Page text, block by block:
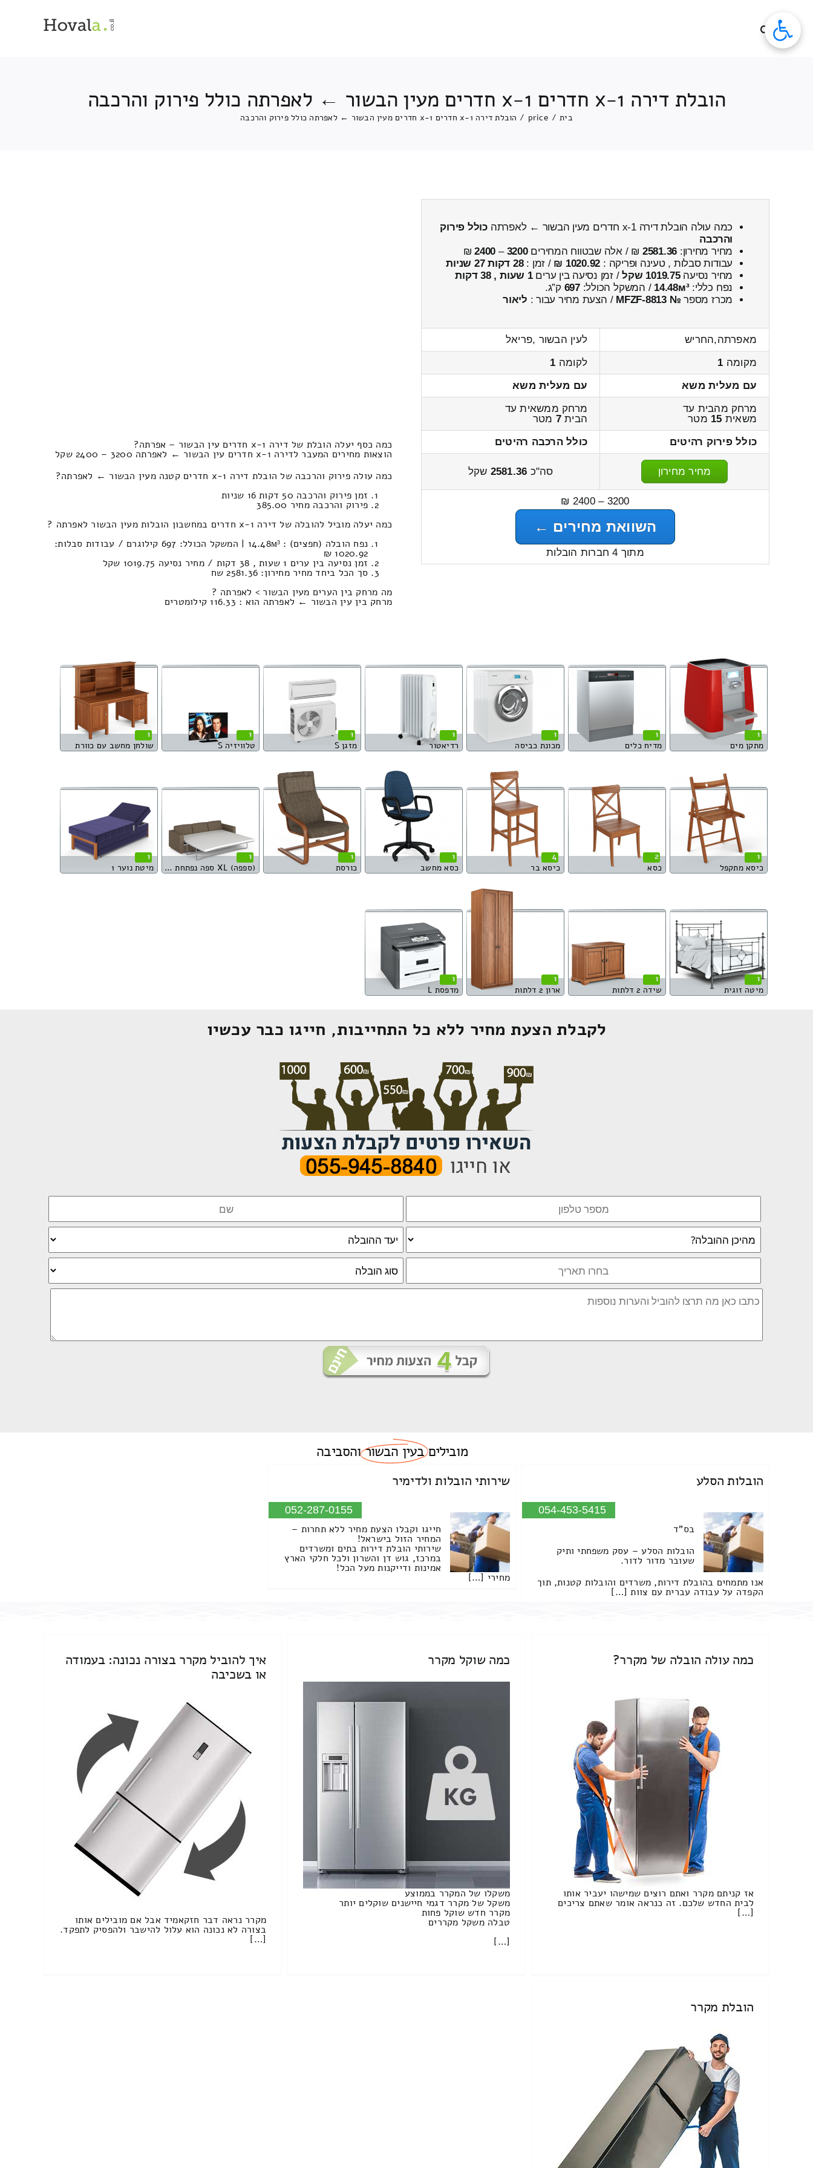
הובלת דירה 1-x חדרים 1-x חדרים מעין הבשור ← לאפרתה כולל פירוק והרכבה
בית /
price
/ הובלת דירה 1-x חדרים 1-x חדרים מעין הבשור ← לאפרתה כולל פירוק והרכבה
כמה עולה הובלת דירה 1-x חדרים מעין הבשור ← לאפרתה
כולל פירוק
והרכבה
מחיר מחירון: 2581.36 ₪ / אלה שבטווח המחירים3200
–
2400
₪
עבודות סבלות , טעינה ופריקה : 1020.92 ₪ / זמן :28 דקות 27 שניות
מחיר נסיעה1019.75 שקל / זמן נסיעה בין ערים1 שעות , 38 דקות
נפח כללי:14.48м³ / המשקל הכולל:697 ק”ג.
מכרז מספר № MFZF-8813 / הצעת מחיר עבור : ליאור
מאפרתה,החריש
לעין הבשור ,פריאל
מקומה 1 לקומה 1
עם מעלית משא
עם מעלית משא
מרחק מהבית עד
משאית 15 מטר
מרחק ממשאית עד
הבית7 מטר
כולל פירוק רהיטים
כולל הרכבה רהיטים
מחיר מחירון סה"כ 2581.36 שקל
3200 – 2400 ₪
השוואת מחירים ←
מתוך 4 חברות הובלות
כמה כסף יעלה הובלת של דירה 1-x חדרים עין הבשור – אפרתה?
הוצאות מחירים המעבר לדירה 1-x חדרים עין הבשור ← לאפרתה 3200 – 2400 שקל
כמה עולה פירוק והרכבה של הובלת דירה 1-x חדרים קטנה מעין הבשור ← לאפרתה?
זמן פירוק והרכבה 50 דקות 16 שניות
פירוק והרכבה מחיר 385.00
כמה יעלה מוביל להובלה של דירה 1-x חדרים במחשבון הובלות מעין הבשור לאפרתה ?
נפח הובלה (חפצים) : 14.48м³ | המשקל הכולל: 697 קילוגרם / עבודות סבלות:
1020.92 ₪
זמן נסיעה בין ערים 1 שעות , 38 דקות / מחיר נסיעה 1019.75 שקל
סך הכל ביחד מחיר מחירון: 2581.36 שח
מה מרחק בין הערים מעין הבשור > לאפרתה ?
מרחק בין עין הבשור ← לאפרתה הוא : 116.33 קילומטרים
1
מתקן מים
1
מדיח כלים
1
מכונת כביסה
1
רדיאטור
1
מזגן S
1
טלוויזיה S
1
שולחן מחשב עם כוורת
1
כיסא מתקפל
2
כסא
4
כיסא בר
1
כסא מחשב
1
כורסת
1
(ספפה) XL ספה נפתחת למיטה
1
מיטת נוער 1
1
מיטה זוגית
1
שידה 2 דלתות
1
ארון 2 דלתות
1
מדפסת L
לקבלת הצעת מחיר ללא כל התחייבות, חייגו כבר עכשיו
מוביליםבעין הבשורוהסביבה
הובלות הסלע
054-453-5415
בס"ד
הובלות הסלע – עסק משפחתי ותיק
שעובר מדור לדור.
אנו מתמחים בהובלת דירות, משרדים והובלות קטנות, תוך
הקפדה על עבודה עברית עם צוות […]
שירותי הובלות ולדימיר
052-287-0155
חייגו וקבלו הצעת מחיר ללא תחרות –
המחיר הזול בישראל!
שירותי הובלת דירות בתים ומשרדים
במרכז, גוש דן והשרון ולכל חלקי הארץ
אמינות ודייקנות מעל הכל!
מחירי […]
כמה עולה הובלה של מקרר?
אז קניתם מקרר ואתם רוצים שמישהו יעביר אותו
לבית החדש שלכם. זה כנראה אומר שאתם צריכים
[…]
כמה שוקל מקרר
משקלו של המקרר בממוצע
משקל של מקרר דגמי חיישנים שוקלים יותר
מקרר חדש שוקל פחות
טבלה משקל מקררים
[…]
איך להוביל מקרר בצורה נכונה: בעמודה
או בשכיבה
מקרר נראה דבר חזקאמיד אבל אם מובילים אותו
בצורה לא נכונה הוא עלול להישבר ולהפסיק לתפקד.
[…]
הובלת מקרר